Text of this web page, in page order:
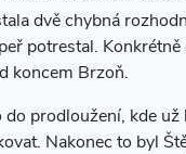
dvě chybná
potrestal. Konkrétně
koncem Brzoň.
do prodloužení, kde už
Nakonec to byl